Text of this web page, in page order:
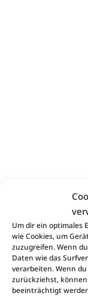
Um dir ein optimales
wie Cookies, um
zuzugreifen. Wenn
Daten wie das
verarbeiten. Wenn
zurückziehst,
beeinträchtigt